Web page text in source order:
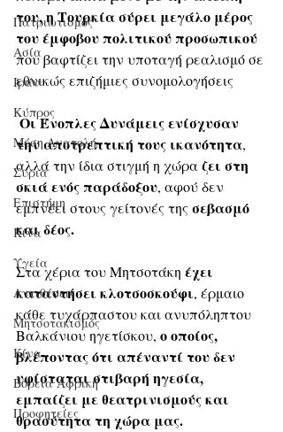
Πατριωτισμός
Ασία
Ιράν
Κύπρος
Μέση Ανατολή
Σύρια
Επιστήμη
Kίνα
Υγεία
Aντιθέσεις
Μητσοτακισμός
Κίνα
Βόρεια Αφρική
Προφητείες
του, η Τουρκία σύρει μεγάλο μέρος
του έμφοβου πολιτικού προσωπικού
που βαφτίζει την υποταγή ρεαλισμό σε
εθνικώς επιζήμιες συνομολογήσεις
Οι Ένοπλες Δυνάμεις ενίσχυσαν
την αποτρεπτική τους ικανότητα,
αλλά την ίδια στιγμή η χώρα ζει στη
σκιά ενός παράδοξου, αφού δεν
εμπνέει στους γείτονές της σεβασμό
και δέος.
Στα χέρια του Μητσοτάκη έχει
καταντήσει κλοτσοσκούφι, έρμαιο
κάθε τυχάρπαστου και ανυπόληπτου
Βαλκάνιου ηγετίσκου, ο οποίος,
βλέποντας ότι απέναντί του δεν
υφίσταται στιβαρή ηγεσία,
εμπαίζει με θεατρινισμούς και
θρασύτητα τη χώρα μας.